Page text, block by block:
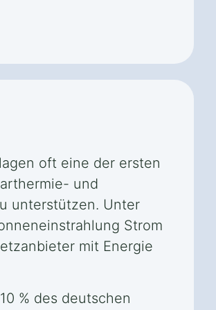
oft eine der ersten
und
unterstützen. Unter
Strom
mit Energie
% des deutschen